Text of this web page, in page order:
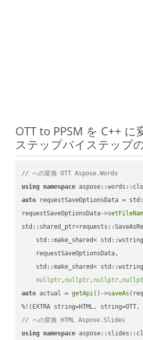
OTT to PPSM を C++ に
ステップバイステップ
// への変換 OTT Aspose.Words
using namespace
auto requestSaveOptionsData =
requestSaveOptionsData->
std::make_shared<
    requestSaveOptionsData,
std::make_shared<
nullptr, nullptr, nullptr,
auto actual = getApi()->saveAs
// への変換 HTML Aspose.Slides
using namespace